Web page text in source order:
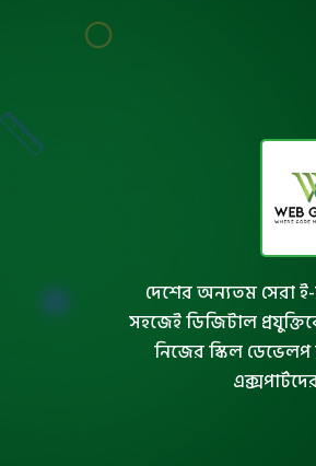
দেশের অন্যতম সেরা ই-
সহজেই ডিজিটাল
নিজের স্কিল